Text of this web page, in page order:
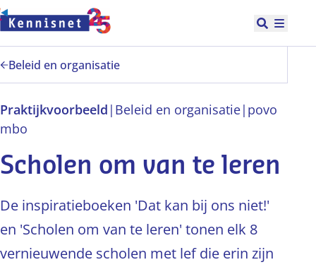
Doorgaan naar hoofdinhoud
Open
Beleid en organisatie
Praktijkvoorbeeld | Beleid en organisatie| povo
mbo
Scholen om van te leren
De inspiratieboeken 'Dat kan bij ons niet!'
en 'Scholen om van te leren' tonen elk 8
vernieuwende scholen met lef die erin zijn